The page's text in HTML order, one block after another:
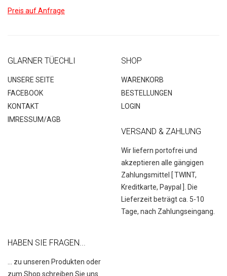
Preis auf Anfrage
GLARNER TÜECHLI
UNSERE SEITE
FACEBOOK
KONTAKT
IMRESSUM/AGB
SHOP
WARENKORB
BESTELLUNGEN
LOGIN
VERSAND & ZAHLUNG
Wir liefern portofrei und
akzeptieren alle gängigen
Zahlungsmittel [TWINT,
Kreditkarte, Paypal
]. Die
Lieferzeit beträgt ca. 5-10
Tage, nach Zahlungseingang.
HABEN SIE FRAGEN...
... zu unseren Produkten oder
zum Shop schreiben Sie uns